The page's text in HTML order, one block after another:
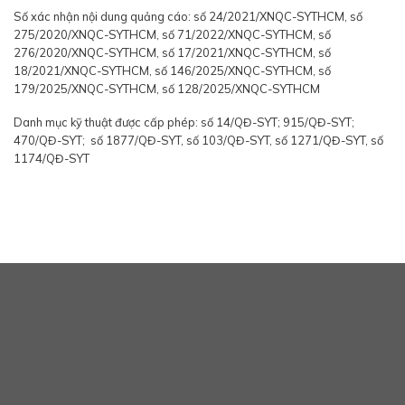
Số xác nhận nội dung quảng cáo: số 24/2021/XNQC-SYTHCM, số
275/2020/XNQC-SYTHCM, số 71/2022/XNQC-SYTHCM, số
276/2020/XNQC-SYTHCM, số 17/2021/XNQC-SYTHCM, số
18/2021/XNQC-SYTHCM, số 146/2025/XNQC-SYTHCM, số
179/2025/XNQC-SYTHCM, số 128/2025/XNQC-SYTHCM
Danh mục kỹ thuật được cấp phép: số 14/QĐ-SYT; 915/QĐ-SYT;
470/QĐ-SYT; số 1877/QĐ-SYT, số 103/QĐ-SYT, số 1271/QĐ-SYT, số
1174/QĐ-SYT